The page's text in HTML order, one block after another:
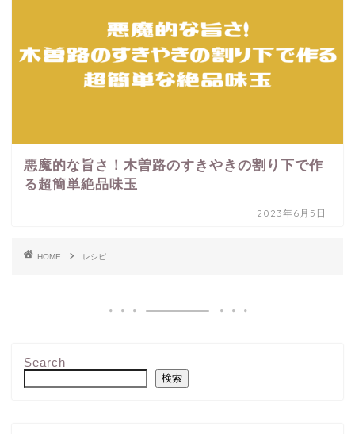
悪魔的な旨さ！木曽路のすきやきの割り下で作
る超簡単絶品味玉
2023年6月5日
HOME レシピ
Search
検索